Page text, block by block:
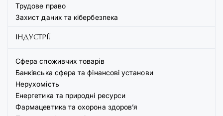
Трудове право
Захист даних та кібербезпека
ІНДУСТРІЇ
Сфера споживчих товарів
Банківська сфера та фінансові установи
Нерухомість
Енергетика та природні ресурси
Фармацевтика та охорона здоров’я